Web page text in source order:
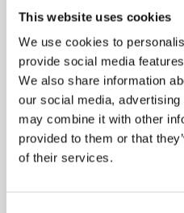
This website uses cookies
We use cookies to
provide social media
We also share information
our social media,
may combine it with other
provided to them or that
of their services.
4: Illarra, min.86.
Árbitro: Munuera
Guilherme y a los
Odriozola.